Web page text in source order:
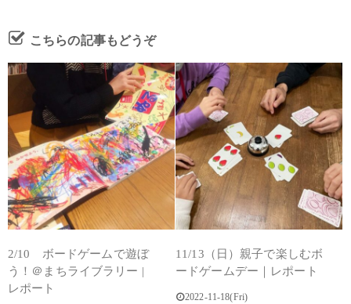
こちらの記事もどうぞ
2/10 ボードゲームで遊ぼ
う！＠まちライブラリー |
レポート
11/13（日）親子で楽しむボ
ードゲームデー｜レポート
2022-11-18(Fri)